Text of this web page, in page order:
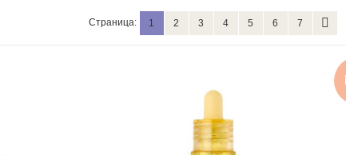
Страница: 1 2 3 4 5 6 7